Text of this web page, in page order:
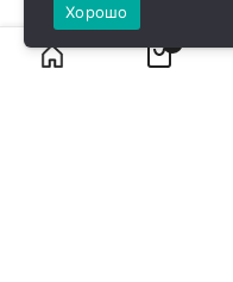
Хорошо